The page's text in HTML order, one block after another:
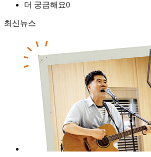
더 궁금해요0
최신뉴스